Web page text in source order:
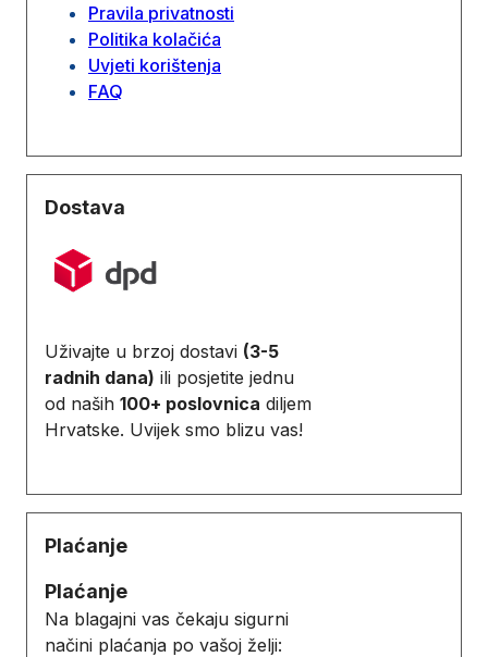
Pravila privatnosti
Politika kolačića
Uvjeti korištenja
FAQ
Dostava
Uživajte u brzoj dostavi (3-5
radnih dana) ili posjetite jednu
od naših 100+ poslovnica diljem
Hrvatske. Uvijek smo blizu vas!
Plaćanje
Plaćanje
Na blagajni vas čekaju sigurni
načini plaćanja po vašoj želji: